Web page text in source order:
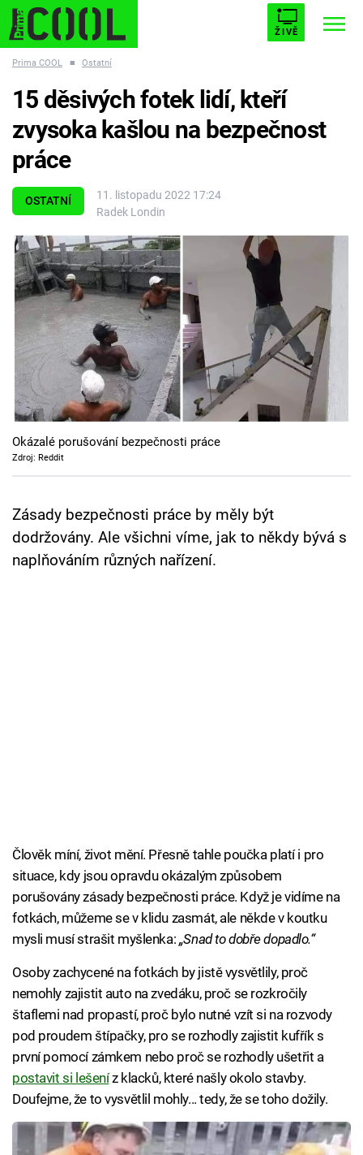
ŽIVĚ
ESCAPE PLNEJ KOTEL AVENGERS 5
Témata
Filmy
Seriály
Hry
Cool Esport
Pořady
TV Program
Přihlášení
Prima COOL ■ Ostatní
OSTATNÍ
11. listopadu 2022 17:24
Radek Londin
15 děsivých fotek lidí, kteří
zvysoka kašlou na bezpečnost
práce
Okázalé porušování bezpečnosti práce
Zdroj: Reddit
Zásady bezpečnosti práce by měly být
dodržovány. Ale všichni víme, jak to někdy bývá s
naplňováním různých nařízení.
Člověk míní, život mění. Přesně tahle poučka platí i pro
situace, kdy jsou opravdu okázalým způsobem
porušovány zásady bezpečnosti práce. Když je vidíme na
fotkách, můžeme se v klidu zasmát, ale někde v koutku
mysli musí strašit myšlenka: „Snad to dobře dopadlo.“
Osoby zachycené na fotkách by jistě vysvětlily, proč
nemohly zajistit auto na zvedáku, proč se rozkročily
štaflemi nad propastí, proč bylo nutné vzít si na rozvody
pod proudem štípačky, pro se rozhodly zajistit kufřík s
první pomocí zámkem nebo proč se rozhodly ušetřit a
postavit si lešeníz klacků, které našly okolo stavby.
Doufejme, že to vysvětlil mohly... tedy, že se toho dožily.